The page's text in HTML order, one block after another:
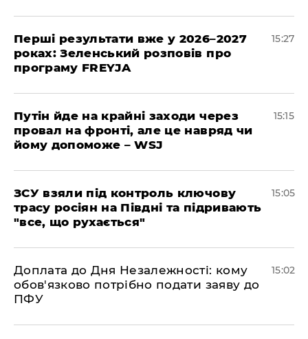
Перші результати вже у 2026–2027
роках: Зеленський розповів про
програму FREYJA
15:27
Путін йде на крайні заходи через
провал на фронті, але це навряд чи
йому допоможе – WSJ
15:15
ЗСУ взяли під контроль ключову
трасу росіян на Півдні та підривають
"все, що рухається"
15:05
Доплата до Дня Незалежності: кому
обов'язково потрібно подати заяву до
ПФУ
15:02